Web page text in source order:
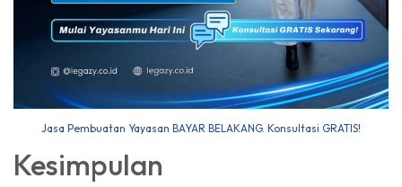
Jasa Pembuatan Yayasan BAYAR BELAKANG. Konsultasi GRATIS!
Kesimpulan